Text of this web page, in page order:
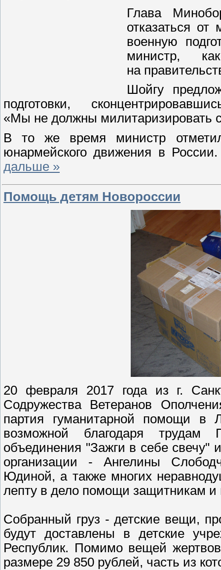
Глава
отказаться
военную
министр,
на
Шойгу
подготовки,
«Мы не должны милитаризировать
В то же время министр
юнармейского движения в
дальше »
Помощь детям Новороссии
20 февраля 2017 года из г.
Содружества Ветеранов
партия гуманитарной помощи в
возможной благодаря трудам
объединения "Зажги в себе свечу"
организации - Ангелины
Юдиной, а также многих
лепту в дело помощи защитникам
Собранный груз - детские вещи,
будут доставлены в детские
Республик. Помимо вещей
размере 29 850 рублей, часть из